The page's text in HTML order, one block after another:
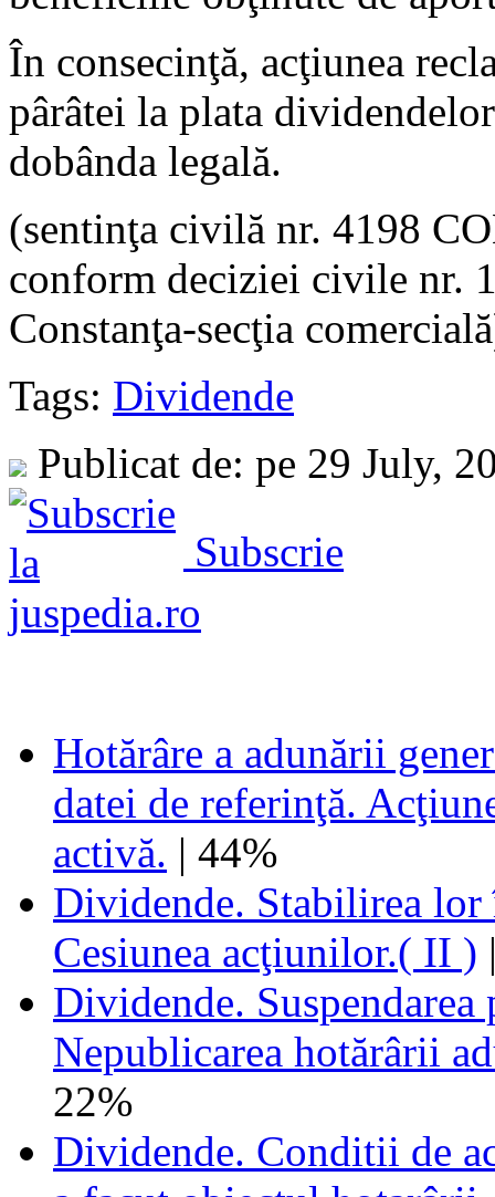
În consecinţă, acţiunea
pârâtei la plata
dobânda legală.
(sentinţa civilă nr. 4198
conform deciziei civile nr.
Constanţa-secţia
Tags: Dividende
Publicat de: pe 29 July,
Subscrie
Hotărâre a adunării
datei de referinţă.
activă. | 44%
Dividende. Stabilirea lor
Cesiunea acţiunilor.( II )
Dividende.
Nepublicarea hotărârii
22%
Dividende. Conditii de